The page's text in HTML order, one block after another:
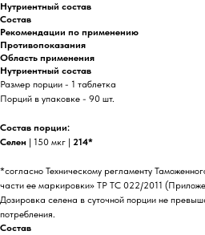
Нутриентный состав
Состав
Рекомендации по применению
Противопоказания
Область применения
Нутриентный состав
Размер порции - 1 таблетка
Порций в упаковке - 90 шт.
Состав порции:
Селен | 150 мкг | 214*
*согласно Техническому регламенту
части ее маркировки» ТР ТС 022/2011
Дозировка селена в суточной порции не
потребления.
Состав